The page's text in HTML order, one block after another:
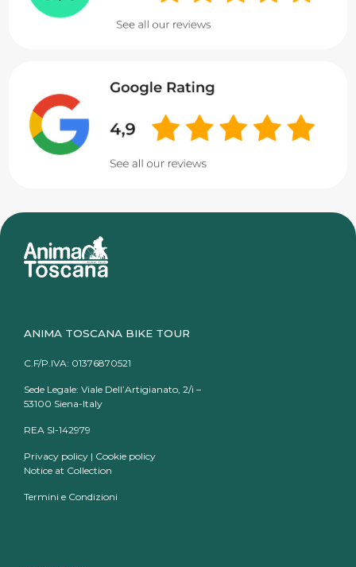
ANIMA TOSCANA BIKE TOUR
C.F/P.IVA: 01376870521
Sede Legale: Viale Dell’Artigianato, 2/i –
53100 Siena-Italy
REA SI-142979
Privacy policy | Cookie policy
Notice at Collection
Termini e Condizioni